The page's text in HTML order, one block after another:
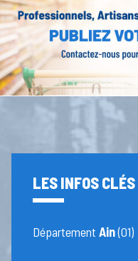
LES INFOS CLÉS
DépartementAin(01)